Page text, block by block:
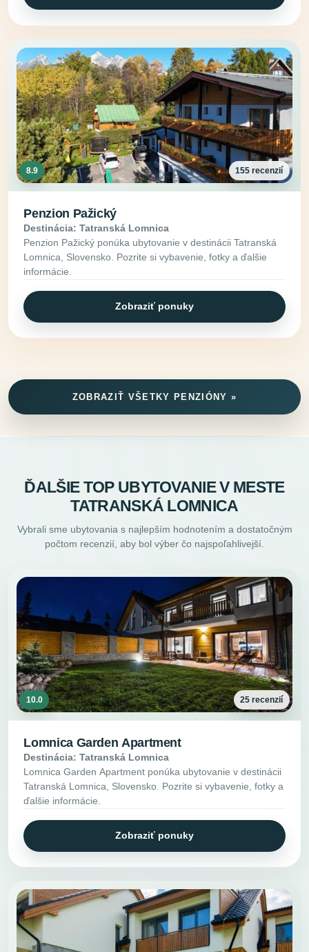
8.9 155 recenzií
Penzion Pažický
Destinácia: Tatranská Lomnica
Penzion Pažický ponúka ubytovanie v destinácii Tatranská
Lomnica, Slovensko. Pozrite si vybavenie, fotky a ďalšie
informácie.
Zobraziť ponuky
ZOBRAZIŤ VŠETKY PENZIÓNY »
ĎALŠIE TOP UBYTOVANIE V MESTE
TATRANSKÁ LOMNICA
Vybrali sme ubytovania s najlepším hodnotením a dostatočným
počtom recenzií, aby bol výber čo najspoľahlivejší.
10.0 25 recenzií
Lomnica Garden Apartment
Destinácia: Tatranská Lomnica
Lomnica Garden Apartment ponúka ubytovanie v destinácii
Tatranská Lomnica, Slovensko. Pozrite si vybavenie, fotky a
ďalšie informácie.
Zobraziť ponuky